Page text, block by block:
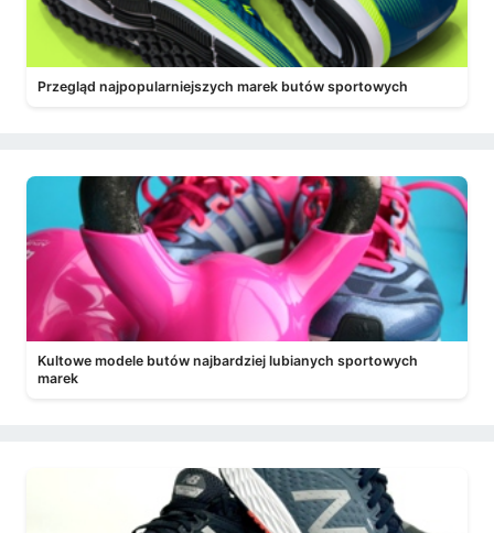
Przegląd najpopularniejszych marek butów sportowych
Kultowe modele butów najbardziej lubianych sportowych
marek